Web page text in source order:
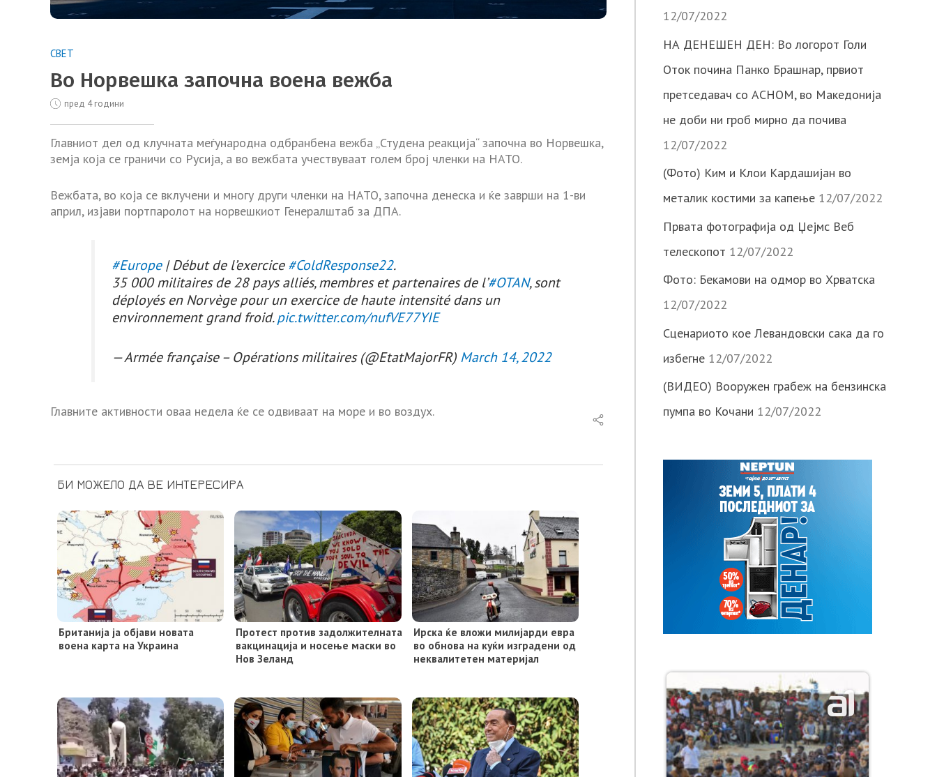
СВЕТ
Во Норвешка започна воена вежба
пред 4 години
Главниот дел од клучната меѓународна одбранбена вежба „Студена реакција“ започна во Норвешка,
земја која се граничи со Русија, а во вежбата учествуваат голем број членки на НАТО.
Вежбата, во која се вклучени и многу други членки на НАТО, започна денеска и ќе заврши на 1-ви
април, изјави портпаролот на норвешкиот Генералштаб за ДПА.
#Europe| Début de l’exercice #ColdResponse22.
35 000 militaires de 28 pays alliés, membres et partenaires de l’#OTAN, sont
déployés en Norvège pour un exercice de haute intensité dans un
environnement grand froid.pic.twitter.com/nufVE77YIE
— Armée française – Opérations militaires (@EtatMajorFR) March 14, 2022
Главните активности оваа недела ќе се одвиваат на море и во воздух.
БИ МОЖЕЛО ДА ВЕ ИНТЕРЕСИРА
Британија ја објави новата
воена карта на Украина
Протест против задолжителната
вакцинација и носење маски во
Нов Зеланд
Ирска ќе вложи милијарди евра
во обнова на куќи изградени од
неквалитетен материјал
12/07/2022
НА ДЕНЕШЕН ДЕН: Во логорот Голи
Оток почина Панко Брашнар, првиот
претседавач со АСНОМ, во Македонија
не доби ни гроб мирно да почива
12/07/2022
(Фото) Ким и Клои Кардашијан во
металик костими за капење 12/07/2022
Првата фотографија од Џејмс Веб
телескопот 12/07/2022
Фото: Бекамови на одмор во Хрватска
12/07/2022
Сценариото кое Левандовски сака да го
избегне 12/07/2022
(ВИДЕО) Вооружен грабеж на бензинска
пумпа во Кочани 12/07/2022